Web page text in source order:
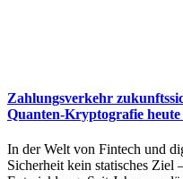
Zahlungsverkehr
Quanten-Kryptografie
In der Welt von Fintech und
Sicherheit kein statisches Ziel